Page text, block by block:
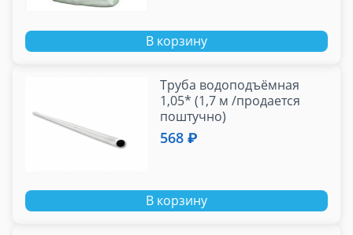
В корзину
Труба водоподъёмная
1,05* (1,7 м /продается
поштучно)
568 ₽
В корзину